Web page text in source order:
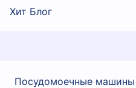
Хит Блог
Посудомоечные машины